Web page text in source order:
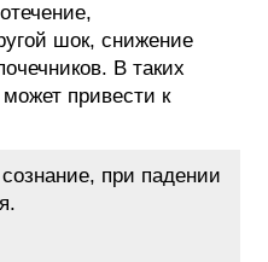
шок, снижение
В таких
привести к
при падении